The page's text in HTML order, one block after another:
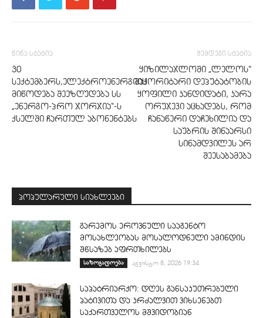
წინა სტატია
30
სექტემბერს,ელექტროენერგიის
მიწოდება შეეზღუდება სს
„ენერგო-პრო ჯორჯია“-ს
ქსელში ჩართულ აბონენტებს
შემდეგი სტატია
ყიზილაჯლოში „ლელოს“
მაჟორიტარი დეპუტატობის
ყოფილი კანდიდატი, კარა
ორუჯევი აცხადებს, რომ
ჩანაწერი დაჩეხილია და
საუბრის შინაარსი
სინამდვილეს არ
შეესაბამება
პოპულარული სიახლეები
გარემოს ეროვნული სააგენტო
მოსახლეობას მოსალოდნელი ამინდის
შწსაზებ აფრთხილებს
საზოგადოება აგვისტო 8, 2026 19:34
საპატრიარქო: დღეს განსაკუთრებული
პატივითა და კრძალვით ვიხსენებთ
საქართველოს მშვიდობიან